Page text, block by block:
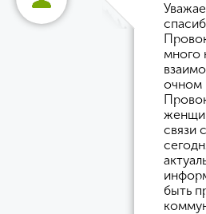
много
очном
связи
быть